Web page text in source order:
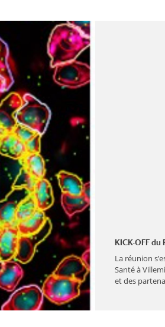
KICK-OFF du
La réunion
Santé à
et des